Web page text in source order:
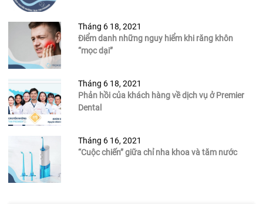
Tháng 6 18, 2021
Điểm danh những nguy hiểm khi răng khôn
“mọc dại”
Tháng 6 18, 2021
Phản hồi của khách hàng về dịch vụ ở Premier
Dental
Tháng 6 16, 2021
“Cuộc chiến” giữa chỉ nha khoa và tăm nước